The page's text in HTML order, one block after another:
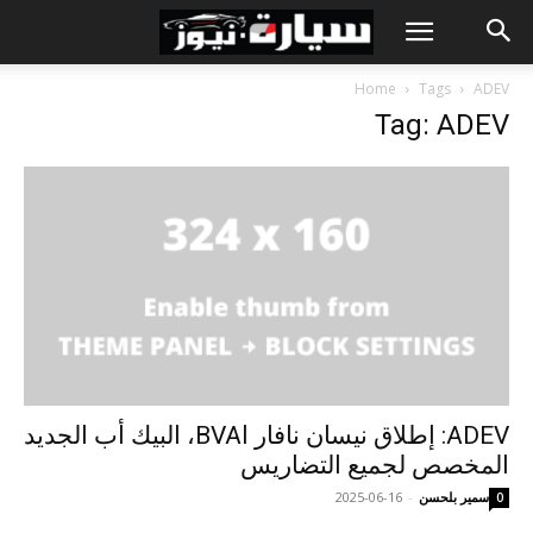
Home Tags ADEV
Tag: ADEV
ADEV: إطلاق نيسان نافار اBVA، البيك أب الجديد
المخصص لجميع التضاريس
سمير بلحسن -
2025-06-16 0